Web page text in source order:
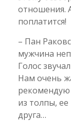
отношения.
поплатится!
– Пан
мужчина
Голос
Нам очень
рекомендую
из толпы,
друга…